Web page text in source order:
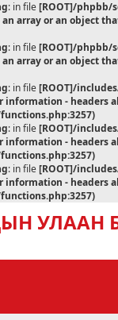
: in file[ROOT]/phpbb/
array or an object
: in file[ROOT]/phpbb/
array or an object
: in file[ROOT]/
information - headers
: in file[ROOT]/
information - headers
: in file[ROOT]/
information - headers
УЛААН